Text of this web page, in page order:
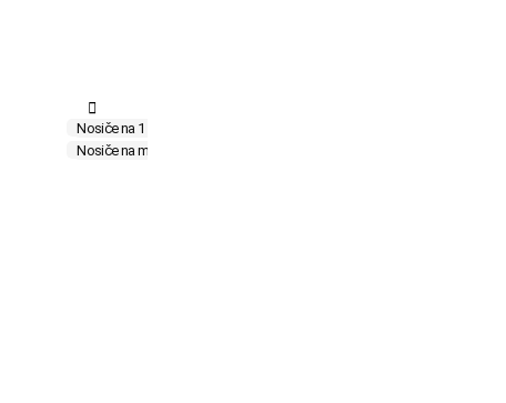
Nosiče na 1 kolo
Nosiče na motocykly
